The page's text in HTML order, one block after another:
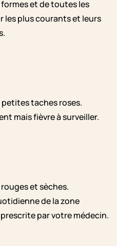
et de toutes les
les plus courants et leurs
taches roses.
mais fièvre à surveiller.
et sèches.
de la zone
par votre médecin.